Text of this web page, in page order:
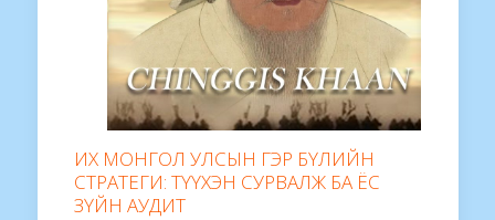
ИХ МОНГОЛ УЛСЫН ГЭР БҮЛИЙН
СТРАТЕГИ: ТҮҮХЭН СУРВАЛЖ БА ЁС
ЗҮЙН АУДИТ